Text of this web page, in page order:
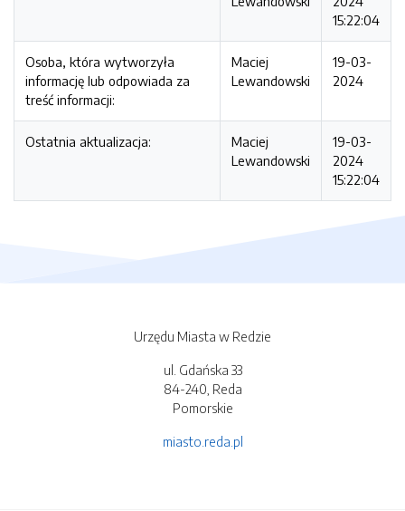
15:22:04
Osoba, która wytworzyła
informację lub odpowiada za
treść informacji:
Maciej
Lewandowski
19-03-
2024
Ostatnia aktualizacja:
Maciej
Lewandowski
19-03-
2024
15:22:04
Urzędu Miasta w Redzie
ul. Gdańska 33
84-240, Reda
Pomorskie
miasto.reda.pl